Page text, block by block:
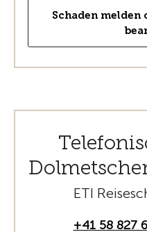
Schaden
ETI
+41 58 827